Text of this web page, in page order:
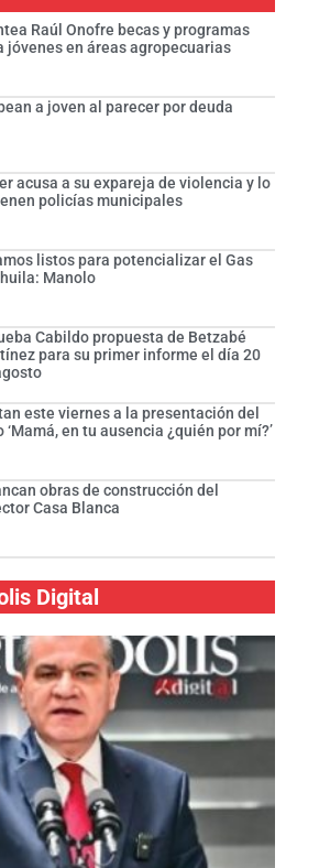
Raúl Onofre becas y programas
jóvenes en áreas agropecuarias
a joven al parecer por deuda
acusa a su expareja de violencia y lo
policías municipales
listos para potencializar el Gas
Manolo
Cabildo propuesta de Betzabé
para su primer informe el día 20
este viernes a la presentación del
‘Mamá, en tu ausencia ¿quién por mí?’
obras de construcción del
Casa Blanca
Digital